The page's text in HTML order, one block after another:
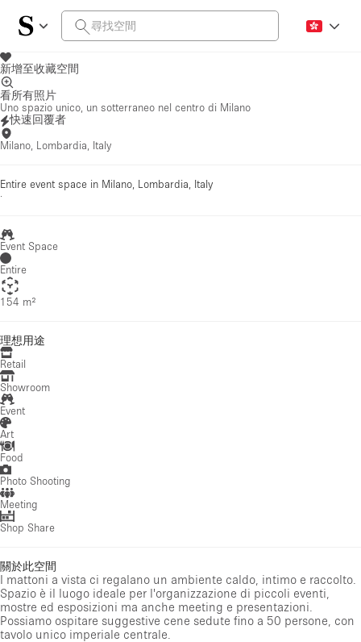
新增至收藏空間
看所有照片
Uno spazio unico, un sotterraneo nel centro di Milano
快速回覆者
Milano, Lombardia, Italy
Entire event space in Milano, Lombardia, Italy
·
Event Space
Entire
154 m²
理想用途
Retail
Showroom
Event
Art
Food
Photo Shooting
Meeting
Shop Share
關於此空間
I mattoni a vista ci regalano un ambiente caldo, intimo e raccolto.
Spazio è il luogo ideale per l'organizzazione di piccoli eventi,
mostre ed esposizioni ma anche meeting e presentazioni.
Possiamo ospitare suggestive cene sedute fino a 50 persone, con
tavolo unico imperiale centrale.